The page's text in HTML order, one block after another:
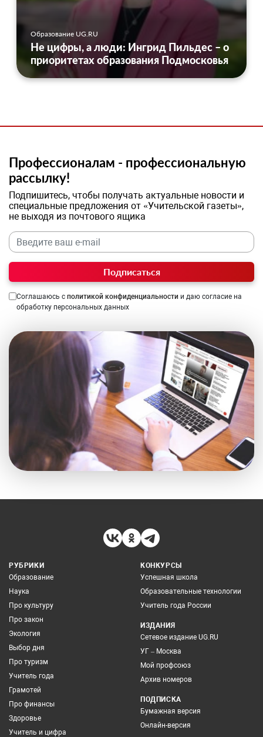
Образование UG.RU
Не цифры, а люди: Ингрид Пильдес – о
приоритетах образования Подмосковья
Профессионалам - профессиональную
рассылку!
Подпишитесь, чтобы получать актуальные новости и
специальные предложения от «Учительской газеты»,
не выходя из почтового ящика
Подписаться
Соглашаюсь с политикой конфиденциальности и даю согласие на
обработку персональных данных
РУБРИКИ
Образование
Наука
Про культуру
Про закон
Экология
Выбор дня
Про туризм
Учитель года
Грамотей
Про финансы
Здоровье
Учитель и цифра
КОНКУРСЫ
Успешная школа
Образовательные технологии
Учитель года России
ИЗДАНИЯ
Сетевое издание UG.RU
УГ – Москва
Мой профсоюз
Архив номеров
ПОДПИСКА
Бумажная версия
Онлайн-версия